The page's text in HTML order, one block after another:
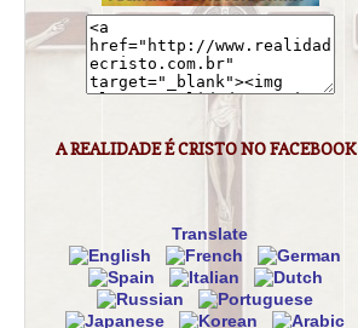
A REALIDADE É CRISTO NO FACEBOOK
Translate